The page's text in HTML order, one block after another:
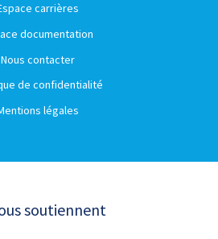
carrières
documentation
Nous contacter
de confidentialité
légales
soutiennent